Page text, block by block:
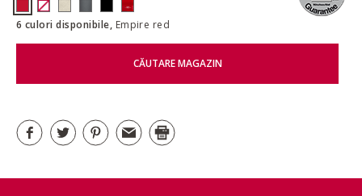
6 culori disponibile, Empire red
CĂUTARE MAGAZIN